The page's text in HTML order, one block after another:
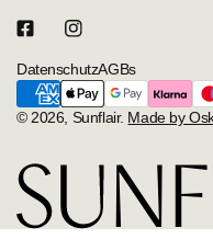
© 2026, Sunflair. Made by
DatenschutzAGBs
Zahlungsarten